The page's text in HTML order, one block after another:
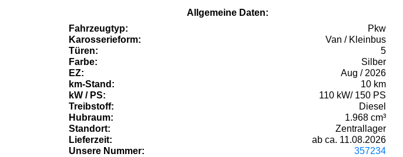
Allgemeine Daten:
Fahrzeugtyp:
Pkw
Karosserieform:
Van / Kleinbus
Türen:
5
Farbe:
Silber
EZ:
Aug / 2026
km-Stand:
10 km
kW / PS:
110 kW/ 150 PS
Treibstoff:
Diesel
Hubraum:
1.968 cm³
Standort:
Zentrallager
Lieferzeit:
ab ca. 11.08.2026
Unsere Nummer:
357234